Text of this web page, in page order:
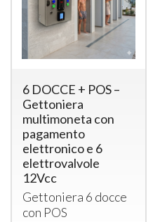
6 DOCCE + POS –
Gettoniera
multimoneta con
pagamento
elettronico e 6
elettrovalvole
12Vcc
Gettoniera 6 docce
con POS